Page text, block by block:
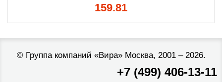
159.81
© Группа компаний «Вира»Москва, 2001 – 2026.
+7 (499) 406-13-11